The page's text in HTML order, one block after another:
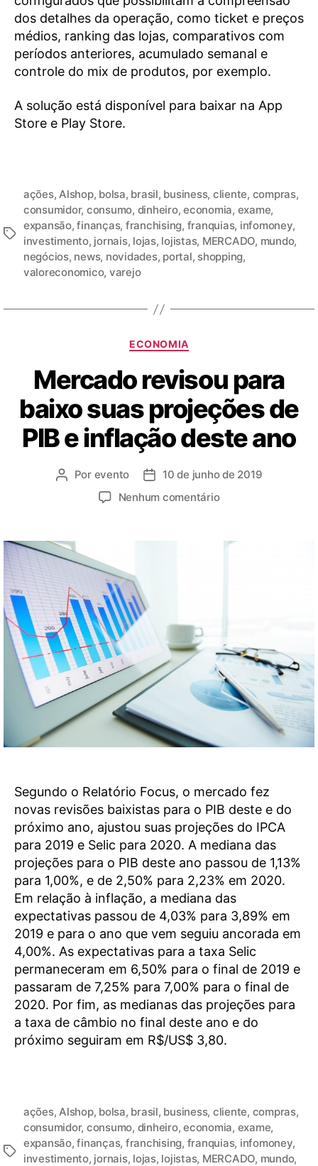
dos detalhes da operação, como ticket e preços
médios, ranking das lojas, comparativos com
períodos anteriores, acumulado semanal e
controle do mix de produtos, por exemplo.
A solução está disponível para baixar na App
Store e Play Store.
ações,Alshop, bolsa, brasil, business, cliente, compras,
consumidor, consumo, dinheiro,economia, exame,
expansão,finanças, franchising, franquias, infomoney,
investimento, jornais, lojas, lojistas, MERCADO, mundo,
negócios, news, novidades, portal, shopping,
valoreconomico, varejo
ECONOMIA
Mercado revisou para
baixo suas projeções de
PIB e inflação deste ano
Por evento
10 de junho de 2019
Nenhum comentário
Segundo o Relatório Focus, o mercado fez
novas revisões baixistas para o PIB deste e do
próximo ano, ajustou suas projeções do IPCA
para 2019 e Selic para 2020. A mediana das
projeções para o PIB deste ano passou de 1,13%
para 1,00%, e de 2,50% para 2,23% em 2020.
Em relação à inflação, a mediana das
expectativas passou de 4,03% para 3,89% em
2019 e para o ano que vem seguiu ancorada em
4,00%. As expectativas para a taxa Selic
permaneceram em 6,50% para o final de 2019 e
passaram de 7,25% para 7,00% para o final de
2020. Por fim, as medianas das projeções para
a taxa de câmbio no final deste ano e do
próximo seguiram em R$/US$ 3,80.
ações,Alshop, bolsa, brasil, business, cliente, compras,
consumidor, consumo, dinheiro,economia, exame,
expansão,finanças, franchising, franquias, infomoney,
investimento, jornais, lojas, lojistas, MERCADO, mundo,